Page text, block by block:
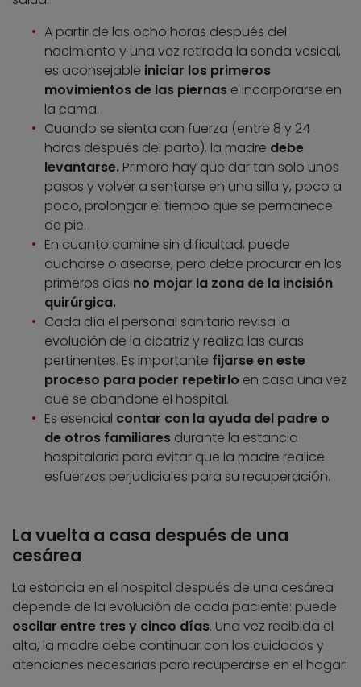
A partir de las ocho horas después del
nacimiento y una vez retirada la sonda vesical,
es aconsejable iniciar los primeros
movimientos de las piernas e incorporarse en
la cama.
Cuando se sienta con fuerza (entre 8 y 24
horas después del parto), la madre debe
levantarse. Primero hay que dar tan solo unos
pasos y volver a sentarse en una silla y, poco a
poco, prolongar el tiempo que se permanece
de pie.
En cuanto camine sin dificultad, puede
ducharse o asearse, pero debe procurar en los
primeros días no mojar la zona de la incisión
quirúrgica.
Cada día el personal sanitario revisa la
evolución de la cicatriz y realiza las curas
pertinentes. Es importante fijarse en este
proceso para poder repetirlo en casa una vez
que se abandone el hospital.
Es esencial contar con la ayuda del padre o
de otros familiares durante la estancia
hospitalaria para evitar que la madre realice
esfuerzos perjudiciales para su recuperación.
La vuelta a casa después de una
cesárea
La estancia en el hospital después de una cesárea
depende de la evolución de cada paciente: puede
oscilar entre tres y cinco días. Una vez recibida el
alta, la madre debe continuar con los cuidados y
atenciones necesarias para recuperarse en el hogar: